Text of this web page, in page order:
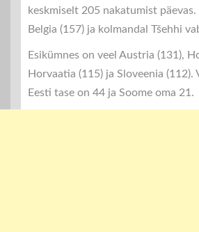
keskmiselt 205 nakatumist päevas.
Belgia (157) ja kolmandal Tšehhi
Esikümnes on veel Austria (131),
Horvaatia (115) ja Sloveenia (112).
Eesti tase on 44 ja Soome oma 21.